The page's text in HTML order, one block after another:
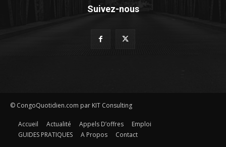
Suivez-nous
© CongoQuotidien.com par KIT Consulting
Accueil Actualité Appels D’offres
Emploi
GUIDES PRATIQUES
A Propos Contact